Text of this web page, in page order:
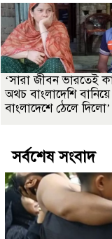
‘সারা জীবন ভারতেই
অথচ বাংলাদেশি বানিয়ে
বাংলাদেশে ঠেলে দিলো’
সর্বশেষ সংবাদ